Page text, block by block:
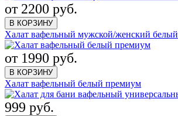
от 2200 руб.
В КОРЗИНУ
Халат вафельный мужской/женский белый
от 1990 руб.
В КОРЗИНУ
Халат вафельный белый премиум
999 руб.